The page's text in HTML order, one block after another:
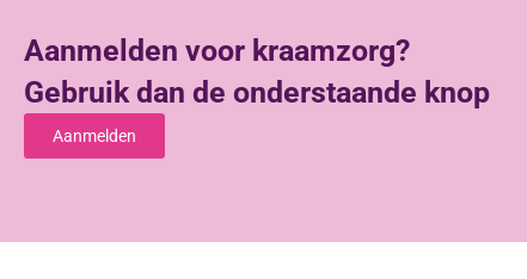
Aanmelden voor kraamzorg?
Gebruik dan de onderstaande knop
Aanmelden